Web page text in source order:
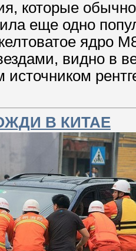
которые
еще одно
ядро
видно в
В КИТАЕ